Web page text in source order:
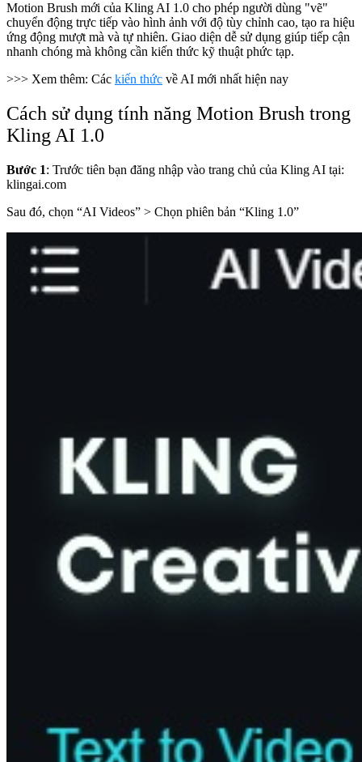
Motion Brush mới của Kling AI 1.0 cho phép người dùng "vẽ"
chuyển động trực tiếp vào hình ảnh với độ tùy chỉnh cao, tạo ra hiệu
ứng động mượt mà và tự nhiên. Giao diện dễ sử dụng giúp tiếp cận
nhanh chóng mà không cần kiến thức kỹ thuật phức tạp.
>>> Xem thêm: Các kiến thức về AI mới nhất hiện nay
Cách sử dụng tính năng Motion Brush trong
Kling AI 1.0
Bước 1: Trước tiên bạn đăng nhập vào trang chủ của Kling AI tại:
klingai.com
Sau đó, chọn “AI Videos” > Chọn phiên bản “Kling 1.0”